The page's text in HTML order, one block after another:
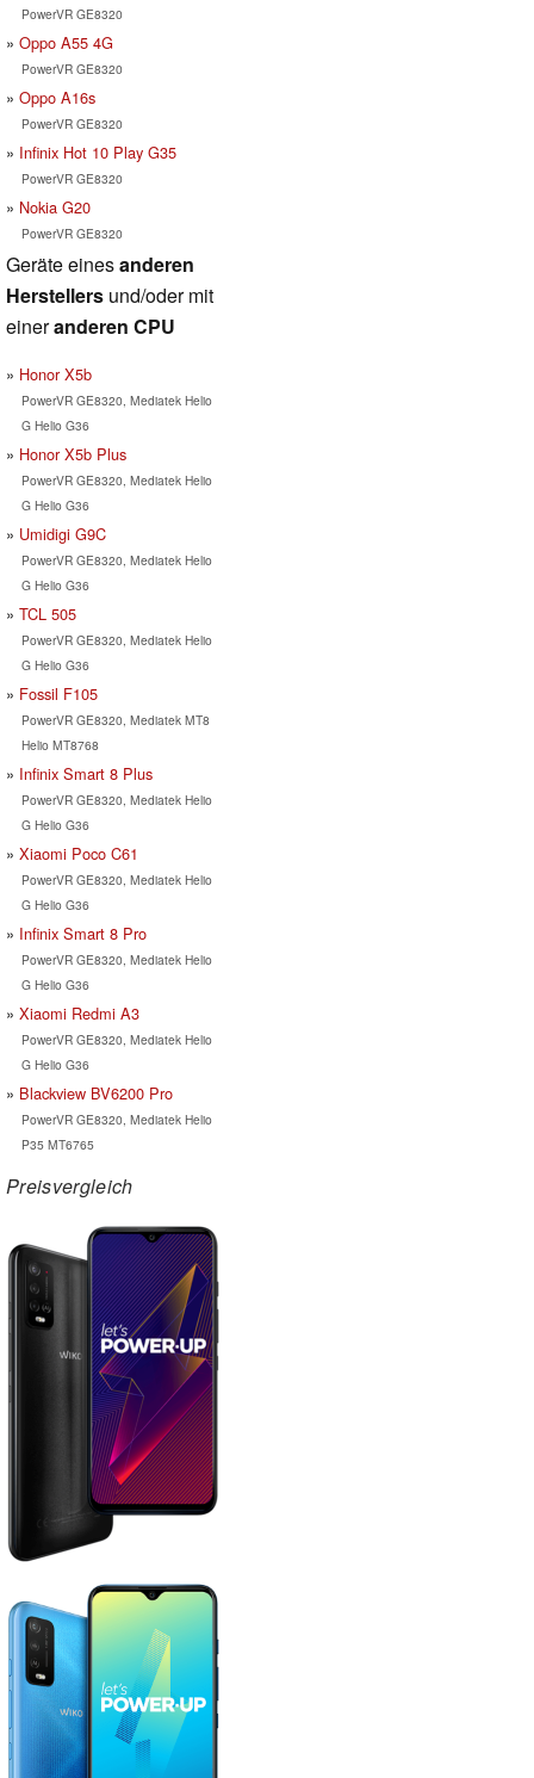
PowerVR GE8320
Oppo A55 4G
PowerVR GE8320
Oppo A16s
PowerVR GE8320
Infinix Hot 10 Play G35
PowerVR GE8320
Nokia G20
PowerVR GE8320
Geräte einesanderen
Herstellers und/oder mit
eineranderen CPU
Honor X5b
PowerVR GE8320, Mediatek Helio
G Helio G36
Honor X5b Plus
PowerVR GE8320, Mediatek Helio
G Helio G36
Umidigi G9C
PowerVR GE8320, Mediatek Helio
G Helio G36
TCL 505
PowerVR GE8320, Mediatek Helio
G Helio G36
Fossil F105
PowerVR GE8320, Mediatek MT8
Helio MT8768
Infinix Smart 8 Plus
PowerVR GE8320, Mediatek Helio
G Helio G36
Xiaomi Poco C61
PowerVR GE8320, Mediatek Helio
G Helio G36
Infinix Smart 8 Pro
PowerVR GE8320, Mediatek Helio
G Helio G36
Xiaomi Redmi A3
PowerVR GE8320, Mediatek Helio
G Helio G36
Blackview BV6200 Pro
PowerVR GE8320, Mediatek Helio
P35 MT6765
Preisvergleich